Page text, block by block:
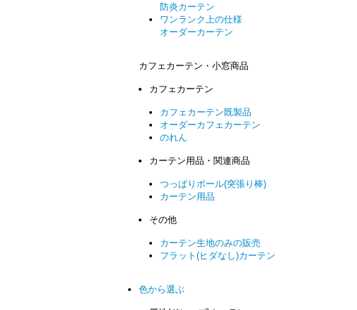
防炎カーテン
ワンランク上の仕様
オーダーカーテン
カフェカーテン・小窓商品
カフェカーテン
カフェカーテン既製品
オーダーカフェカーテン
のれん
カーテン用品・関連商品
つっぱりポール(突張り棒)
カーテン用品
その他
カーテン生地のみの販売
フラット(ヒダなし)カーテン
色から選ぶ